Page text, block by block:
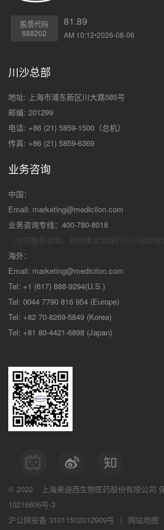
股票代码
688202
81.89
AM 10:12•2026-08-06
川沙总部
地址: 上海市浦东新区川大路585号
邮编: 201299
电话: +86 (21) 5859-1500（总机）
传真: +86 (21) 5859-6369
业务咨询
中国：
Email: marketing@medicilon.com
业务咨询专线：400-780-8018
海外：
Email: marketing@medicilon.com
Tel: +1 (617) 888-9294(U.S.)
Tel: 0044 7790 816 954 (Europe)
Tel: +82 70-8269-5849 (Korea)
Tel: +81 80-4421-6898 (Japan)
© 2022 上海美迪西生物医药股份有限公司
10216606号-3
沪公网安备 31011502012909号
|
网站地图